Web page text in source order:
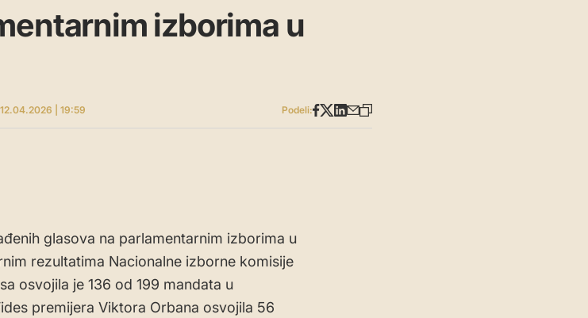
izborima u
12.04.2026 | 19:59 Podeli:
glasova na parlamentarnim izborima u
rezultatima Nacionalne izborne komisije
osvojila je 136 od 199 mandata u
premijera Viktora Orbana osvojila 56